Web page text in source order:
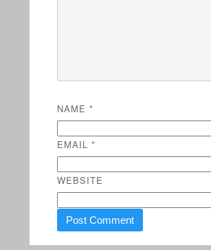
NAME *
EMAIL *
WEBSITE